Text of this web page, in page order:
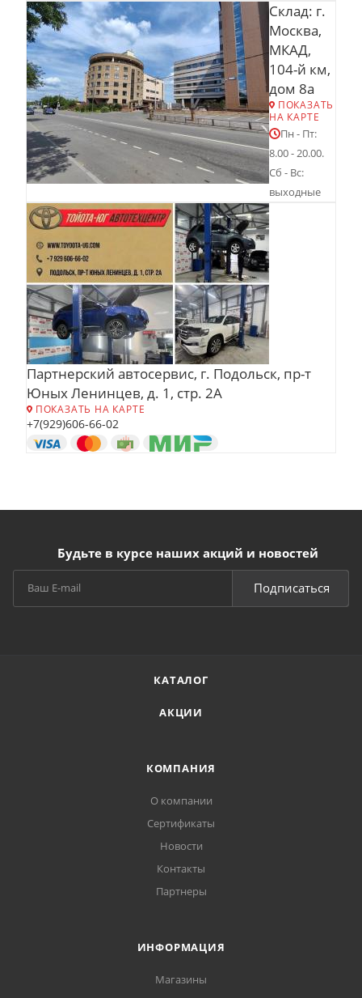
Склад: г.
Москва,
МКАД,
104-й км,
дом 8а
ПОКАЗАТЬ
НА КАРТЕ
Пн - Пт:
8.00 - 20.00.
Сб - Вс:
выходные
Партнерский автосервис, г. Подольск, пр-т
Юных Ленинцев, д. 1, стр. 2А
ПОКАЗАТЬ НА КАРТЕ
+7(929)606-66-02
Будьте в курсе наших акций и новостей
Подписаться
КАТАЛОГ
АКЦИИ
КОМПАНИЯ
О компании
Сертификаты
Новости
Контакты
Партнеры
ИНФОРМАЦИЯ
Магазины